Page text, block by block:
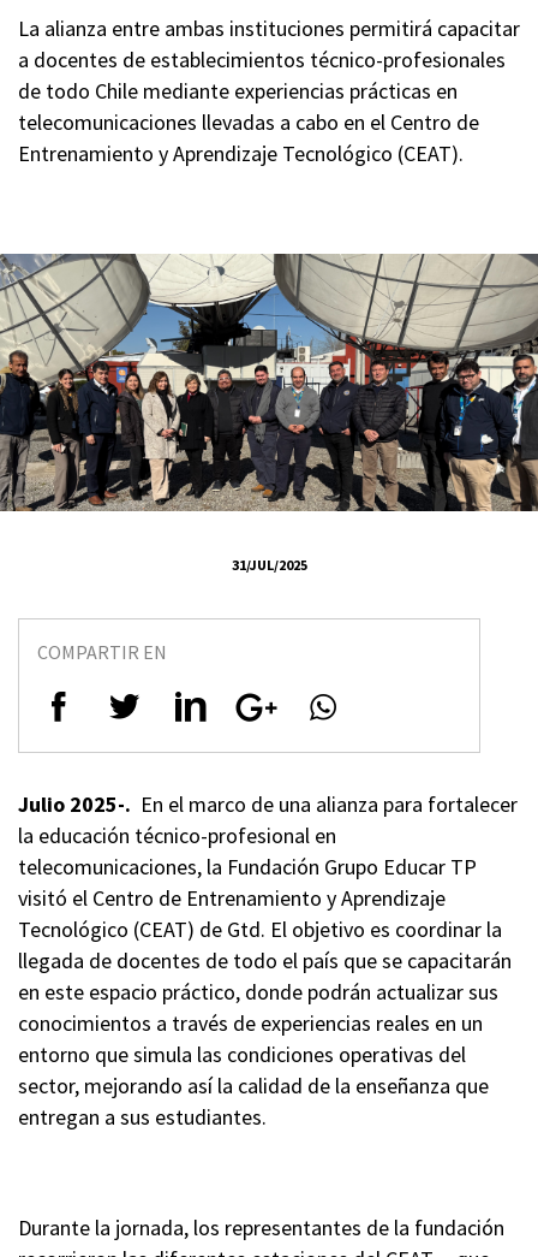
La alianza entre ambas instituciones permitirá capacitar
a docentes de establecimientos técnico-profesionales
de todo Chile mediante experiencias prácticas en
telecomunicaciones llevadas a cabo en el Centro de
Entrenamiento y Aprendizaje Tecnológico (CEAT).
31/JUL/2025
COMPARTIR EN
Julio 2025-. En el marco de una alianza para fortalecer
la educación técnico-profesional en
telecomunicaciones, la Fundación Grupo Educar TP
visitó el Centro de Entrenamiento y Aprendizaje
Tecnológico (CEAT) de Gtd. El objetivo es coordinar la
llegada de docentes de todo el país que se capacitarán
en este espacio práctico, donde podrán actualizar sus
conocimientos a través de experiencias reales en un
entorno que simula las condiciones operativas del
sector, mejorando así la calidad de la enseñanza que
entregan a sus estudiantes.
Durante la jornada, los representantes de la fundación